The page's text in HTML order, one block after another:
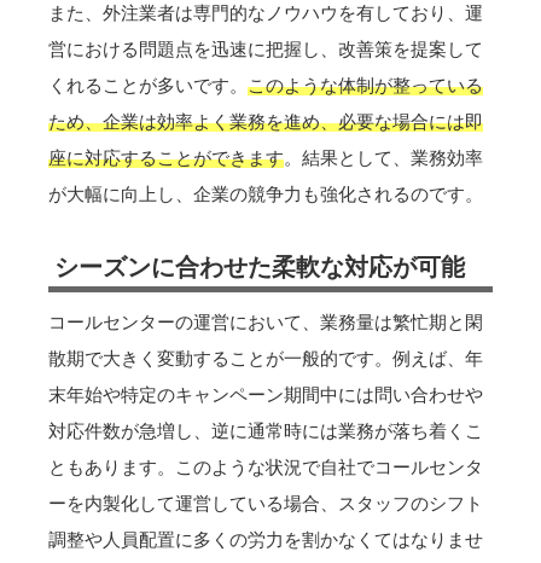
また、外注業者は専門的なノウハウを有しており、運
営における問題点を迅速に把握し、改善策を提案して
くれることが多いです。 このような体制が整っている
ため、企業は効率よく業務を進め、必要な場合には即
座に対応することができます。結果として、業務効率
が大幅に向上し、企業の競争力も強化されるのです。
シーズンに合わせた柔軟な対応が可能
コールセンターの運営において、業務量は繁忙期と閑
散期で大きく変動することが一般的です。例えば、年
末年始や特定のキャンペーン期間中には問い合わせや
対応件数が急増し、逆に通常時には業務が落ち着くこ
ともあります。このような状況で自社でコールセンタ
ーを内製化して運営している場合、スタッフのシフト
調整や人員配置に多くの労力を割かなくてはなりませ